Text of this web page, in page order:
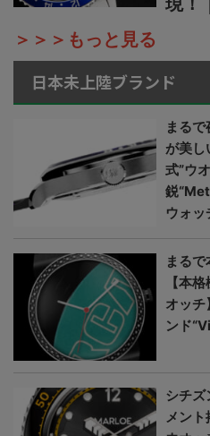
＞＞＞もっと見る
日本未上陸ブランド
まる
が美し
式”ウ
鋭
ウォッ
まる
【本
オッチ
ンド
シチズ
メン